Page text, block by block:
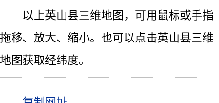
以上英山县三维地图，可用鼠标或手指
拖移、放大、缩小。也可以点击英山县三维
地图获取经纬度。